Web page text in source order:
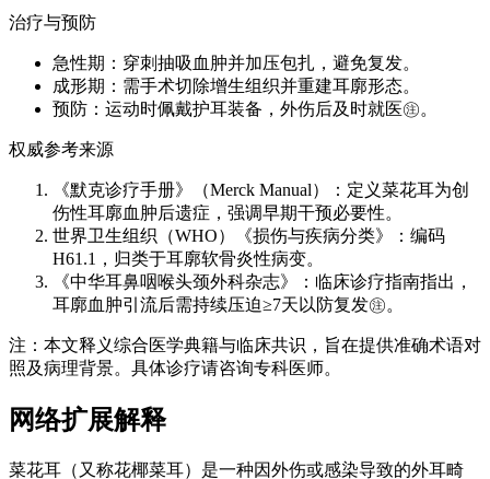
治疗与预防
急性期：穿刺抽吸血肿并加压包扎，避免复发。
成形期：需手术切除增生组织并重建耳廓形态。
预防：运动时佩戴护耳装备，外伤后及时就医㊟。
权威参考来源
《默克诊疗手册》（Merck Manual）：定义菜花耳为创
伤性耳廓血肿后遗症，强调早期干预必要性。
世界卫生组织（WHO）《损伤与疾病分类》：编码
H61.1，归类于耳廓软骨炎性病变。
《中华耳鼻咽喉头颈外科杂志》：临床诊疗指南指出，
耳廓血肿引流后需持续压迫≥7天以防复发㊟。
注：本文释义综合医学典籍与临床共识，旨在提供准确术语对
照及病理背景。具体诊疗请咨询专科医师。
网络扩展解释
菜花耳（又称花椰菜耳）是一种因外伤或感染导致的外耳畸